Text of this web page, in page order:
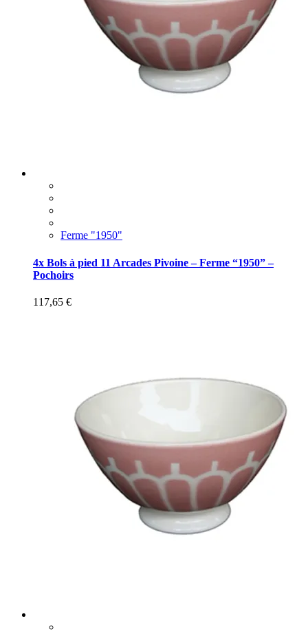
Ferme "1950"
4x Bols à pied 11 Arcades Pivoine – Ferme “1950” –
Pochoirs
117,65 €